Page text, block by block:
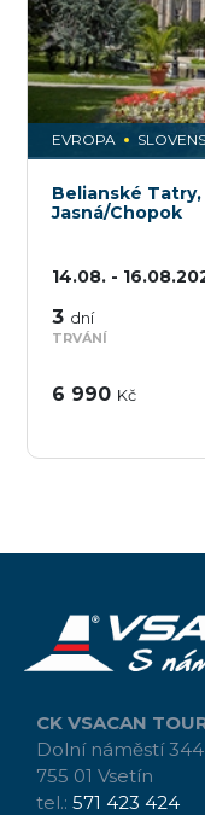
EVROPA
Belianské
Jasná/Chopok
14.08. -
3 dní
TRVÁNÍ
6 990 Kč
CK VSACAN
Dolní náměstí
755 01 Vsetín
tel.: 571 423 424